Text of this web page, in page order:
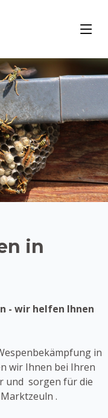
in
- wir helfen Ihnen
in
wir Ihnen bei Ihren
und sorgen für die
.